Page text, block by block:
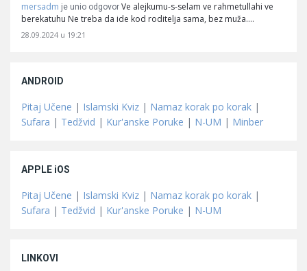
mersadm je unio odgovor Ve alejkumu-s-selam ve rahmetullahi ve
berekatuhu Ne treba da ide kod roditelja sama, bez muža.…
28.09.2024 u 19:21
ANDROID
Pitaj Učene | Islamski Kviz | Namaz korak po korak |
Sufara | Tedžvid | Kur'anske Poruke | N-UM | Minber
APPLE iOS
Pitaj Učene | Islamski Kviz | Namaz korak po korak |
Sufara | Tedžvid | Kur'anske Poruke | N-UM
LINKOVI